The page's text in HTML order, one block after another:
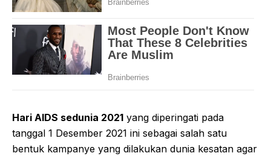
Hari AIDS sedunia 2021 yang diperingati pada
tanggal 1 Desember 2021 ini sebagai salah satu
bentuk kampanye yang dilakukan dunia kesatan agar